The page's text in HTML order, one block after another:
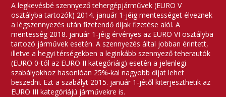
A legkevésbé szennyező tehergépjárművek (EURO V
osztályba tartozók) 2014. január 1-jéig mentességet élveznek
a légszennyezés után fizetendő díjak fizetése alól. A
mentesség 2018. január 1-jéig érvényes az EURO VI osztályba
tartozó járművek esetén. A szennyezés által jobban érintett,
illetve a hegyi térségekben a leginkább szennyező teherautók
(EURO 0-tól az EURO II kategóriáig) esetén a jelenlegi
szabályokhoz hasonlóan 25%-kal nagyobb díjat lehet
beszedni. Ezt a szabályt 2015. január 1-jétől kiterjeszthetik az
EURO III kategóriájú járművekre is.